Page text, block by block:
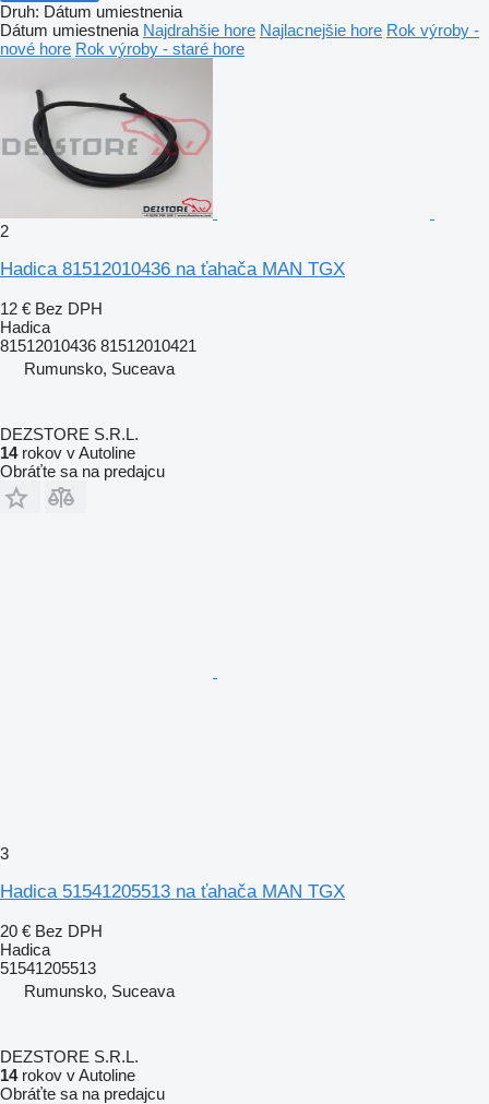
Druh: Dátum umiestnenia
Dátum umiestnenia Najdrahšie hore Najlacnejšie hore Rok výroby -
nové hore Rok výroby - staré hore
2
Hadica 81512010436 na ťahača MAN TGX
12 € Bez DPH
Hadica
81512010436 81512010421
Rumunsko, Suceava
DEZSTORE S.R.L.
14rokov v Autoline
Obráťte sa na predajcu
3
Hadica 51541205513 na ťahača MAN TGX
20 € Bez DPH
Hadica
51541205513
Rumunsko, Suceava
DEZSTORE S.R.L.
14rokov v Autoline
Obráťte sa na predajcu